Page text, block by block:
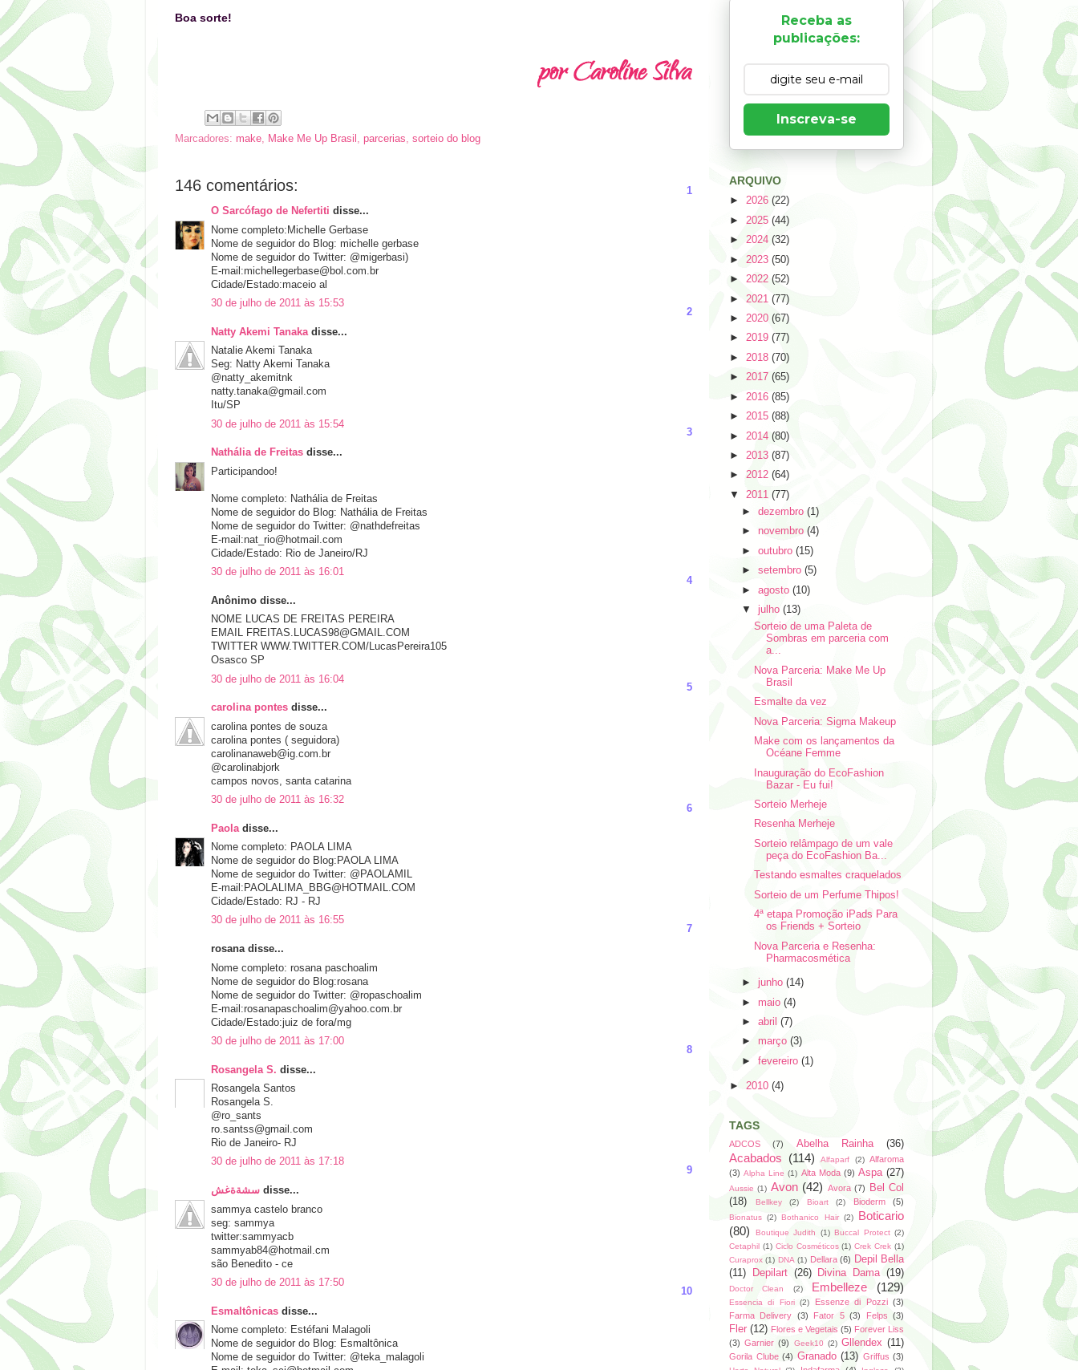
Boa sorte!
Marcadores: make, Make Me Up Brasil , parcerias, sorteio do blog
146 comentários:
O Sarcófago de Nefertiti disse...
1
Nome completo:Michelle Gerbase
Nome de seguidor do Blog: michelle gerbase
Nome de seguidor do Twitter: @migerbasi)
E-mail:michellegerbase@bol.com.br
Cidade/Estado:maceio al
30 de julho de 2011 às 15:53
Natty Akemi Tanakadisse...
2
Natalie Akemi Tanaka
Seg: Natty Akemi Tanaka
@natty_akemitnk
natty.tanaka@gmail.com
Itu/SP
30 de julho de 2011 às 15:54
Nathália de Freitas disse...
3
Participandoo!
Nome completo: Nathália de Freitas
Nome de seguidor do Blog: Nathália de Freitas
Nome de seguidor do Twitter: @nathdefreitas
E-mail:nat_rio@hotmail.com
Cidade/Estado: Rio de Janeiro/RJ
30 de julho de 2011 às 16:01
Anônimo disse...
4
NOME LUCAS DE FREITAS PEREIRA
EMAIL FREITAS.LUCAS98@GMAIL.COM
TWITTER WWW.TWITTER.COM/LucasPereira105
Osasco SP
30 de julho de 2011 às 16:04
carolina pontes disse...
5
carolina pontes de souza
carolina pontes ( seguidora)
carolinanaweb@ig.com.br
@carolinabjork
campos novos, santa catarina
30 de julho de 2011 às 16:32
Paoladisse...
6
Nome completo: PAOLA LIMA
Nome de seguidor do Blog:PAOLA LIMA
Nome de seguidor do Twitter: @PAOLAMIL
E-mail:PAOLALIMA_BBG@HOTMAIL.COM
Cidade/Estado: RJ - RJ
30 de julho de 2011 às 16:55
rosana disse...
7
Nome completo: rosana paschoalim
Nome de seguidor do Blog:rosana
Nome de seguidor do Twitter: @ropaschoalim
E-mail:rosanapaschoalim@yahoo.com.br
Cidade/Estado:juiz de fora/mg
30 de julho de 2011 às 17:00
Rosangela S. disse...
8
Rosangela Santos
Rosangela S.
@ro_sants
ro.santss@gmail.com
Rio de Janeiro- RJ
30 de julho de 2011 às 17:18
سشةةغش disse...
9
sammya castelo branco
seg: sammya
twitter:sammyacb
sammyab84@hotmail.cm
são Benedito - ce
30 de julho de 2011 às 17:50
Esmaltônicas disse...
10
Nome completo: Estéfani Malagoli
Nome de seguidor do Blog: Esmaltônica
Nome de seguidor do Twitter: @teka_malagoli
Receba as
publicações:
Inscreva-se
ARQUIVO
► 2026 (22)
► 2025 (44)
► 2024 (32)
► 2023 (50)
► 2022 (52)
► 2021 (77)
► 2020 (67)
► 2019 (77)
► 2018 (70)
► 2017 (65)
► 2016 (85)
► 2015 (88)
► 2014 (80)
► 2013 (87)
► 2012 (64)
▼ 2011 (77)
►dezembro(1)
► novembro(4)
►outubro(15)
►setembro(5)
►agosto(10)
▼ julho(13)
Sorteio de uma Paleta de
Sombras em parceria com
a...
Nova Parceria: Make Me Up
Brasil
Esmalte da vez
Nova Parceria: Sigma Makeup
Make com os lançamentos da
Océane Femme
Inauguração do EcoFashion
Bazar - Eu fui!
Sorteio Merheje
Resenha Merheje
Sorteio relâmpago de um vale
peça do EcoFashion Ba...
Testando esmaltes craquelados
Sorteio de um Perfume Thipos!
4ª etapa Promoção iPads Para
os Friends + Sorteio
Nova Parceria e Resenha:
Pharmacosmética
► junho(14)
► maio(4)
►abril(7)
► março(3)
►fevereiro(1)
► 2010 (4)
TAGS
ADCOS (7) Abelha Rainha (36)
Acabados (114) Alfaparf (2) Alfaroma
(3) Alpha Line (1) Alta Moda (9) Aspa (27)
Aussie (1) Avon (42) Avora (7)
Bel Col
(18)
Bellkey (2) Bioart (2) Bioderm (5)
Bionatus (2) Bothanico Hair (2)
Boticario
(80)
Boutique Judith (1) Buccal Protect (2)
Cetaphil (1) Ciclo Cosméticos (1) Crek Crek (1)
Curaprox (1) DNA (1) Dellara (6) Depil Bella
(11)
Depilart (26) Divina Dama (19)
Doctor Clean (2) Embelleze (129)
Essencia di Fiori (2) Essenze di Pozzi (3)
Farma Delivery (3) Fator 5 (3) Felps (3)
Fler (12) Flores e Vegetais (5) Forever Liss
(3) Garnier (9) Geek10 (2) Gllendex (11)
Gorila Clube (4) Granado (13) Griffus (3)